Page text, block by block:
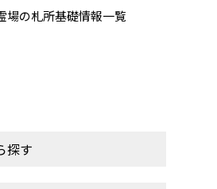
場の札所基礎情報一覧
探す